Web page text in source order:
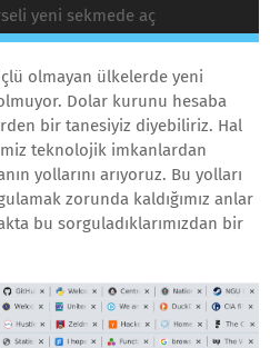
yeni sekmede aç
olmayan ülkelerde yeni
Dolar kurunu hesaba
bir tanesiyiz diyebiliriz. Hal
teknolojik imkanlardan
yollarını arıyoruz. Bu yolları
zorunda kaldığımız anlar
bu sorguladıklarımızdan bir